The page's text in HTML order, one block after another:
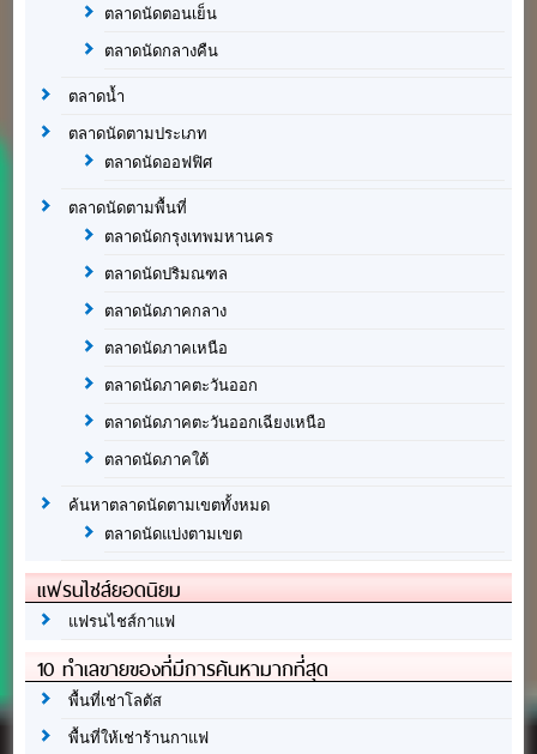
ตลาดนัดตอนเย็น
ตลาดนัดกลางคืน
ตลาดน้ำ
ตลาดนัดตามประเภท
ตลาดนัดออฟฟิศ
ตลาดนัดตามพื้นที่
ตลาดนัดกรุงเทพมหานคร
ตลาดนัดปริมณฑล
ตลาดนัดภาคกลาง
ตลาดนัดภาคเหนือ
ตลาดนัดภาคตะวันออก
ตลาดนัดภาคตะวันออกเฉียงเหนือ
ตลาดนัดภาคใต้
ค้นหาตลาดนัดตามเขตทั้งหมด
ตลาดนัดแบ่งตามเขต
แฟรนไชส์ยอดนิยม
แฟรนไชส์กาแฟ
10 ทำเลขายของที่มีการค้นหามากที่สุด
พื้นที่เช่าโลตัส
พื้นที่ให้เช่าร้านกาแฟ